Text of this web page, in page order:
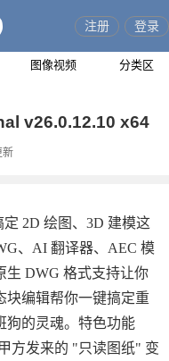
图像视频 分类区
注册 登录
v26.0.12.10 x64
新
定 2D 绘图、3D 建模这
、AI 翻译器、AEC 模
生 DWG 格式支持让你
块编辑帮你一键搞定重
狗的灵魂。特色功能
方发来的 "只读图纸" 变